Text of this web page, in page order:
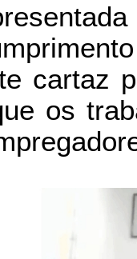
cartaz
os